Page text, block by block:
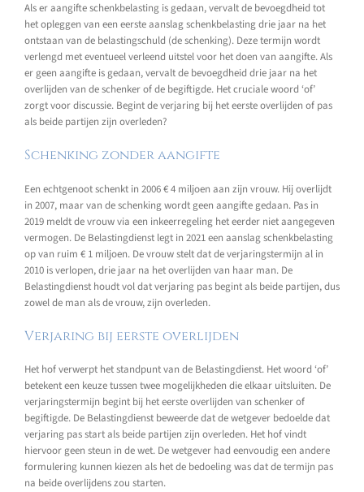
Als er aangifte schenkbelasting is gedaan, vervalt de bevoegdheid tot
het opleggen van een eerste aanslag schenkbelasting drie jaar na het
ontstaan van de belastingschuld (de schenking). Deze termijn wordt
verlengd met eventueel verleend uitstel voor het doen van aangifte. Als
er geen aangifte is gedaan, vervalt de bevoegdheid drie jaar na het
overlijden van de schenker of de begiftigde. Het cruciale woord ‘of’
zorgt voor discussie. Begint de verjaring bij het eerste overlijden of pas
als beide partijen zijn overleden?
Schenking zonder aangifte
Een echtgenoot schenkt in 2006 € 4 miljoen aan zijn vrouw. Hij overlijdt
in 2007, maar van de schenking wordt geen aangifte gedaan. Pas in
2019 meldt de vrouw via een inkeerregeling het eerder niet aangegeven
vermogen. De Belastingdienst legt in 2021 een aanslag schenkbelasting
op van ruim € 1 miljoen. De vrouw stelt dat de verjaringstermijn al in
2010 is verlopen, drie jaar na het overlijden van haar man. De
Belastingdienst houdt vol dat verjaring pas begint als beide partijen, dus
zowel de man als de vrouw, zijn overleden.
Verjaring bij eerste overlijden
Het hof verwerpt het standpunt van de Belastingdienst. Het woord ‘of’
betekent een keuze tussen twee mogelijkheden die elkaar uitsluiten. De
verjaringstermijn begint bij het eerste overlijden van schenker of
begiftigde. De Belastingdienst beweerde dat de wetgever bedoelde dat
verjaring pas start als beide partijen zijn overleden. Het hof vindt
hiervoor geen steun in de wet. De wetgever had eenvoudig een andere
formulering kunnen kiezen als het de bedoeling was dat de termijn pas
na beide overlijdens zou starten.